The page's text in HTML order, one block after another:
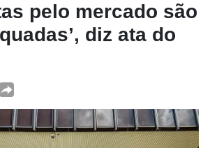
pelo mercado são
diz ata do